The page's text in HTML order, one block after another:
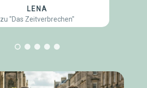
LENA
zu "Das Zeitverbrechen"